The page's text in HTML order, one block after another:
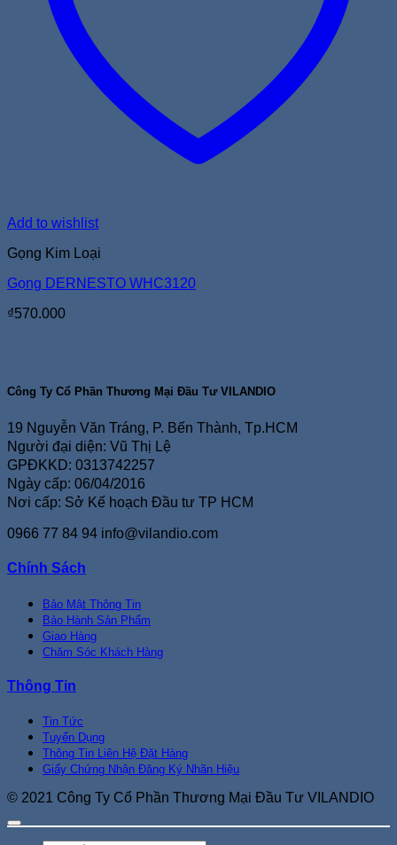
Add to wishlist
Gọng Kim Loại
Gọng DERNESTO WHC3120
₫570.000
Công Ty Cổ Phần Thương Mại Đầu Tư VILANDIO
19 Nguyễn Văn Tráng, P. Bến Thành, Tp.HCM
Người đại diện: Vũ Thị Lệ
GPĐKKD: 0313742257
Ngày cấp: 06/04/2016
Nơi cấp: Sở Kế hoạch Đầu tư TP HCM
0966 77 84 94 info@vilandio.com
Chính Sách
Bảo Mật Thông Tin
Bảo Hành Sản Phẩm
Giao Hàng
Chăm Sóc Khách Hàng
Thông Tin
Tin Tức
Tuyển Dụng
Thông Tin Liên Hệ Đặt Hàng
Giấy Chứng Nhận Đăng Ký Nhãn Hiệu
© 2021 Công Ty Cổ Phần Thương Mại Đầu Tư VILANDIO